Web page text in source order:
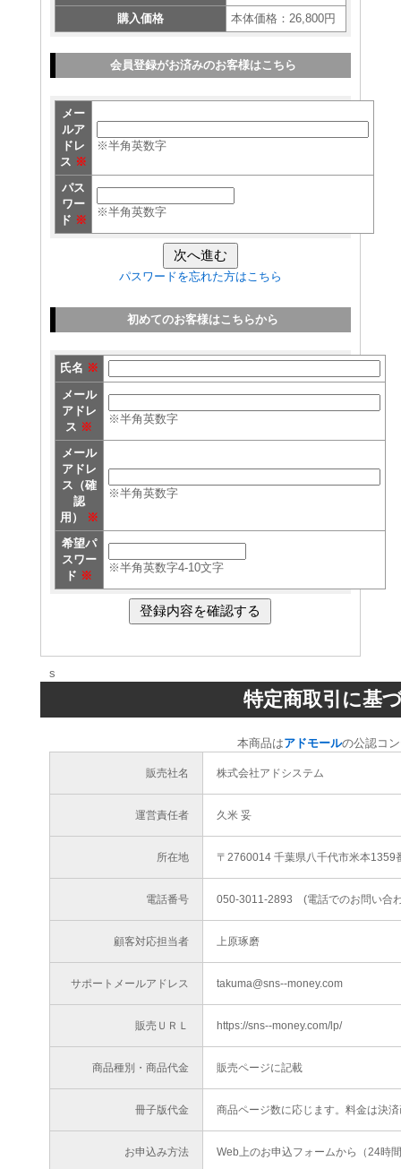
購入価格
本体価格：26,800円
会員登録がお済みのお客様はこちら
メー
ルア
ドレ
ス ※
※半角英数字
パス
ワー
ド ※
※半角英数字
パスワードを忘れた方はこちら
初めてのお客様はこちらから
氏名 ※
メール
アドレ
ス ※
※半角英数字
メール
アドレ
ス（確
認
用）
※
※半角英数字
希望パ
スワー
ド ※
※半角英数字4-10文字
s
特定商取引に基
本商品はアドモールの公認コ
販売社名 株式会社アドシステム
運営責任者 久米 妥
所在地 〒2760014 千葉県八千代市米本1359
電話番号 050-3011-2893 (電話でのお問い合
顧客対応担当者 上原琢磨
サポートメールアドレス takuma@sns--money.com
販売ＵＲＬ https://sns--money.com/lp/
商品種別・商品代金 販売ページに記載
冊子版代金 商品ページ数に応じます。料金は決
お申込み方法 Web上のお申込フォームから（24時